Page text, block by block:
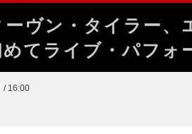
ヴン・タイラー、
めてライブ・パフォ
/ 16:00